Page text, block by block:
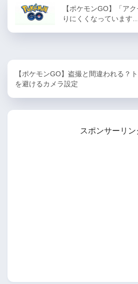
【ポケモンGO】「ア
りにくくなっています…
【ポケモンGO】盗撮と間違われる？
を避けるカメラ設定
スポンサーリン